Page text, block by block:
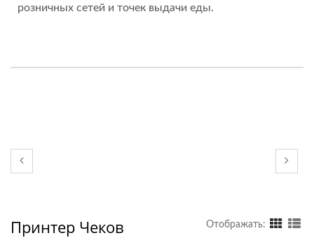
розничных сетей и точек выдачи еды.
Принтер Чеков Отображать: